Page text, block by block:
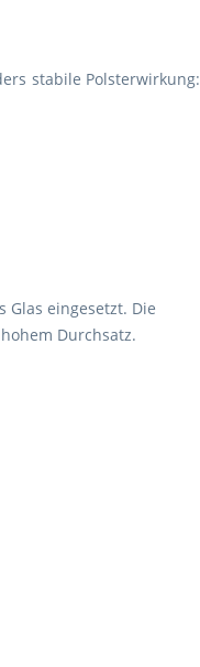
stabile Polsterwirkung:
Glas eingesetzt. Die
Durchsatz.